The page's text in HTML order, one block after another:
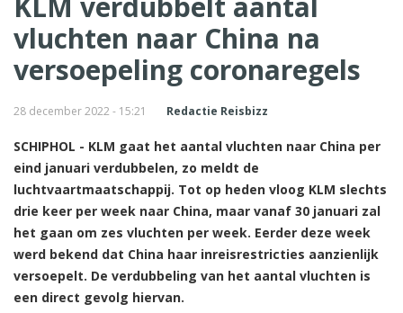
vluchten naar China na
versoepeling coronaregels
28 december 2022 - 15:21 Redactie Reisbizz
SCHIPHOL - KLM gaat het aantal vluchten naar China per
eind januari verdubbelen, zo meldt de
luchtvaartmaatschappij. Tot op heden vloog KLM slechts
drie keer per week naar China, maar vanaf 30 januari zal
het gaan om zes vluchten per week. Eerder deze week
werd bekend dat China haar inreisrestricties aanzienlijk
versoepelt. De verdubbeling van het aantal vluchten is
een direct gevolg hiervan.